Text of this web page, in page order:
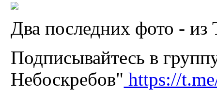
Два последних фото - из
Подписывайтесь в
Небоскребов" https://